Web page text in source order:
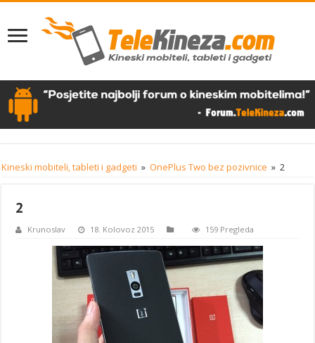
Kineski mobiteli, tableti i gadgeti » OnePlus Two bez pozivnice » 2
2
Krunoslav 18. Kolovoz 2015 159 Pregleda